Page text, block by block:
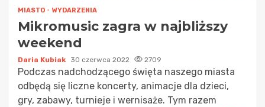
MIASTO WYDARZENIA
Mikromusic zagra w najbliższy
weekend
Daria Kubiak 30 czerwca 2022 2709
Podczas nadchodzącego święta naszego miasta
odbędą się liczne koncerty, animacje dla dzieci,
gry, zabawy, turnieje i wernisaże. Tym razem